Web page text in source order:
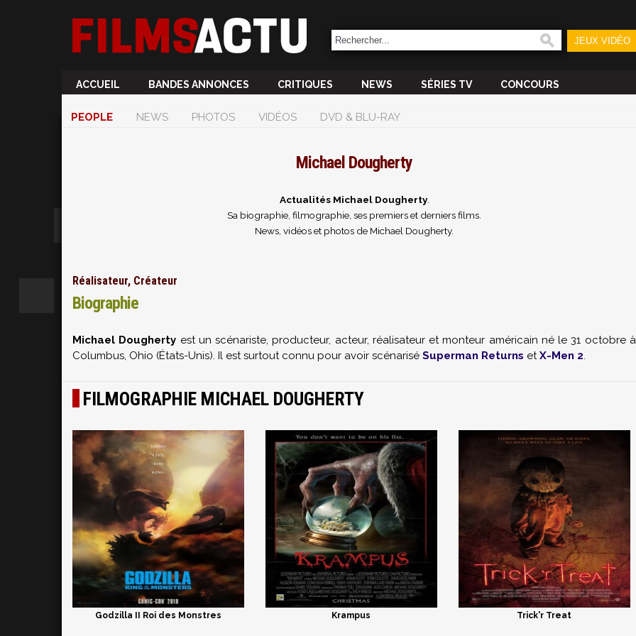
JEUX VIDÉO
ACCUEIL BANDES ANNONCES CRITIQUES NEWS SÉRIES TV CONCOURS
PEOPLE NEWS PHOTOS VIDÉOS DVD & BLU-RAY
Michael Dougherty
Actualités Michael Dougherty.
Sa biographie, filmographie, ses premiers et derniers films.
News, vidéos et photos de Michael Dougherty.
Réalisateur, Créateur
Biographie
Michael Dougherty est un scénariste, producteur, acteur, réalisateur et monteur américain né le31 octobreà
Columbus, Ohio (États-Unis). Il est surtout connu pour avoir scénarisé Superman Returns etX-Men 2.
FILMOGRAPHIE MICHAEL DOUGHERTY
Godzilla II Roi des Monstres Krampus Trick'r Treat